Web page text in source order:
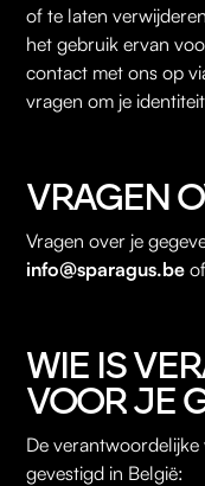
of te laten
het gebruik ervan
contact met ons op
vragen om je
VRAGEN
Vragen over je
info@sparagus.be
WIE IS
VOOR JE
De
gevestigd in België: